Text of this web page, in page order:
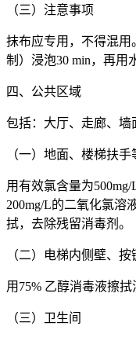
（三）注意事项
抹布应专用，不得混
制）浸泡30 min，再用
四、公共区域
包括：大厅、走廊、墙
（一）地面、楼梯扶手
用有效氯含量为
200mg/L的二氧化氯溶
拭，去除残留消毒剂。
（二）电梯内侧壁、
用75% 乙醇消毒液擦拭
（三）卫生间